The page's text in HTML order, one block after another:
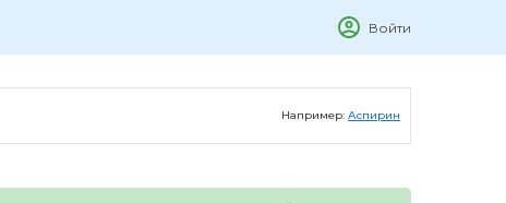
Войти
Например: Аспирин